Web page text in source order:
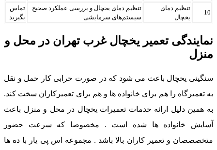
10
تنظیم دمای
یخچال
تنظیم دمای یخچال و بررسی عملکرد صحیح
سیستم‌های سرمایشی
تماس
بگیرید
نمایندگی تعمیر یخچال غرب تهران در محل و
منزل
سنگینی یخچال باعث می شود که در صورت خرابی کار حمل و نقل
به تعمیرگاه را هم برای خانواده ها و هم برای تعمیرکاران سخت کند.
به همین دلیل ارائه خدمات تعمیرات یخچال در محل و منزل باعث
آسایش خانواده ها شده است . مخصوصا که سرعت حضور
متخصصصان و تعمیر کاران بالا باشد . مجموعه اس پی یار با ده ها